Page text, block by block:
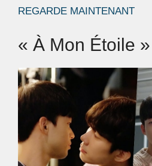
REGARDE MAINTENANT
« À Mon Étoile »